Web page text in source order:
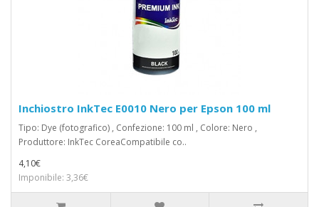
Inchiostro InkTec E0010 Nero per Epson 100 ml
Tipo: Dye (fotografico) , Confezione: 100 ml , Colore: Nero ,
Produttore: InkTec CoreaCompatibile co..
4,10€
Imponibile: 3,36€